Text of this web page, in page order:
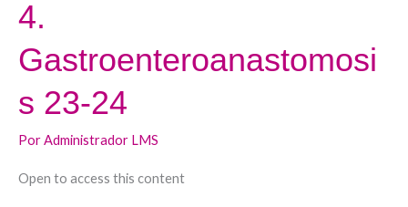
4.
Gastroenteroanastomosi
s 23-24
PorAdministrador LMS
Open to access this content
4.
Gastroenteroanastomosis
23-